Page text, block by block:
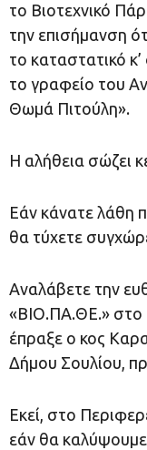
το Βιοτεχνικό
την επισήμανση
το καταστατικό
το γραφείο του
Θωμά Πιτούλη».
Η αλήθεια σώζει
Εάν κάνατε λάθη
θα τύχετε
Αναλάβετε την
«ΒΙΟ.ΠΑ.ΘΕ.» στο
έπραξε ο κος
Δήμου Σουλίου,
Εκεί, στο
εάν θα καλύψουμε